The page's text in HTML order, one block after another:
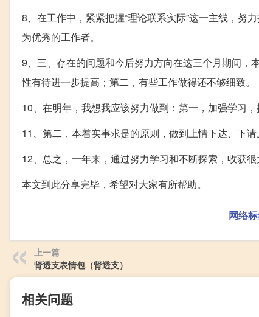
8、在工作中，紧紧把握“理论联系实际”这一主线，努
为优秀的工作者。
9、三、存在的问题和今后努力方向在这三个月期间，
性有待进一步提高；第二，有些工作做得还不够细致。
10、在明年，我想我应该努力做到：第一，加强学习，
11、第二，本着实事求是的原则，做到上情下达、下请
12、总之，一年来，通过努力学习和不断探索，收获
本文到此分享完毕，希望对大家有所帮助。
网络标
上一篇
肾透支表情包（肾透支）
相关问题